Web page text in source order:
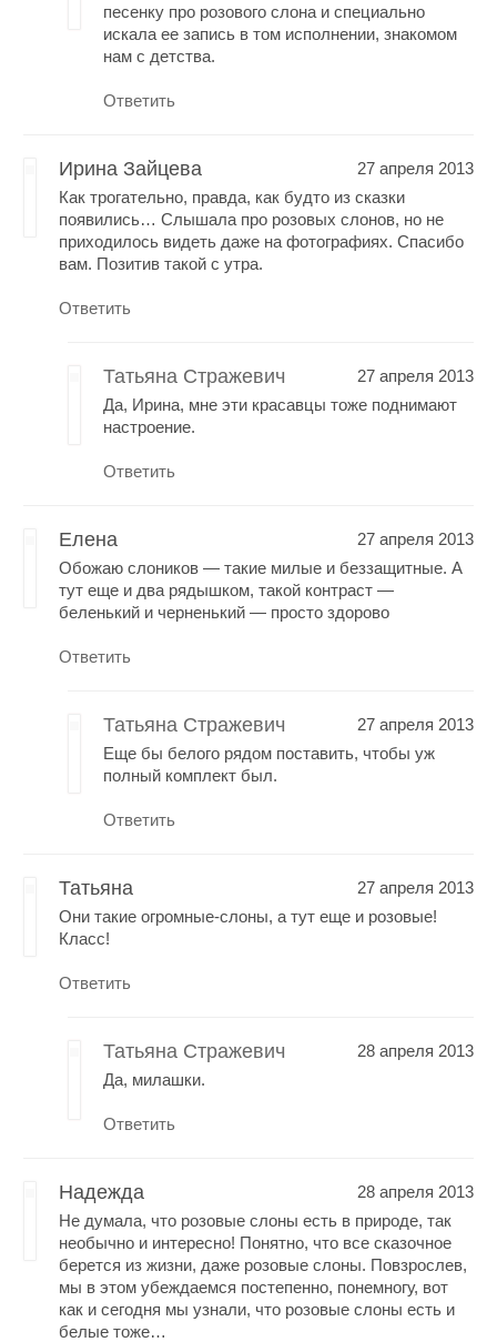
песенку про розового слона и специально
искала ее запись в том исполнении, знакомом
нам с детства.
Ответить
Ирина Зайцева
27 апреля 2013
Как трогательно, правда, как будто из сказки
появились… Слышала про розовых слонов, но не
приходилось видеть даже на фотографиях. Спасибо
вам. Позитив такой с утра.
Ответить
Татьяна Стражевич
27 апреля 2013
Да, Ирина, мне эти красавцы тоже поднимают
настроение.
Ответить
Елена
27 апреля 2013
Обожаю слоников — такие милые и беззащитные. А
тут еще и два рядышком, такой контраст —
беленький и черненький — просто здорово
Ответить
Татьяна Стражевич
27 апреля 2013
Еще бы белого рядом поставить, чтобы уж
полный комплект был.
Ответить
Татьяна
27 апреля 2013
Они такие огромные-слоны, а тут еще и розовые!
Класс!
Ответить
Татьяна Стражевич
28 апреля 2013
Да, милашки.
Ответить
Надежда
28 апреля 2013
Не думала, что розовые слоны есть в природе, так
необычно и интересно! Понятно, что все сказочное
берется из жизни, даже розовые слоны. Повзрослев,
мы в этом убеждаемся постепенно, понемногу, вот
как и сегодня мы узнали, что розовые слоны есть и
белые тоже…